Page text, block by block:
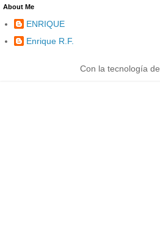
About Me
ENRIQUE
Enrique R.F.
Con la tecnología de